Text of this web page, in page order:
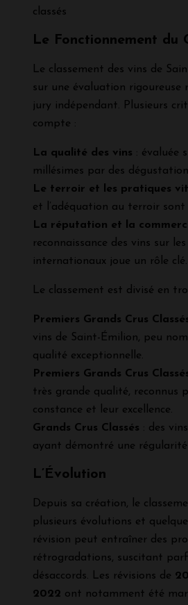
classés
Le Fonctionnement du
Le classement des vins de
sur une évaluation rigoureuse
jury indépendant. Plusieurs
compte :
La qualité des vins : évaluée
millésimes par des
Le terroir et les pratiques
et l’adéquation au terroir sont
La réputation et la
reconnaissance des vins sur
internationaux joue un rôle clé.
Le classement est divisé en
Premiers Grands Crus
vins de Saint-Émilion, peu
qualité exceptionnelle.
Premiers Grands Crus
très grande qualité, reconnus
constance et leur excellence.
Grands Crus Classés : des
ayant démontré une régularité
L’Évolution
Depuis sa création, le
plusieurs évolutions et
révision peut entraîner des
rétrogradations, suscitant
désaccords. Les révisions de
2022 ont notamment été